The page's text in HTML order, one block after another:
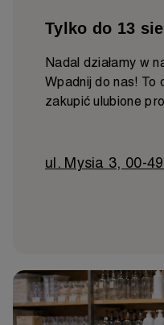
Tylko do 13
Nadal działamy w
Wpadnij do nas!
zakupić ulubione
ul. Mysia 3, 00-